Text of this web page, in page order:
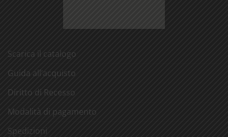
Scarica il catalogo
Guida all’acquisto
Diritto di Recesso
Modalità di pagamento
Spedizioni